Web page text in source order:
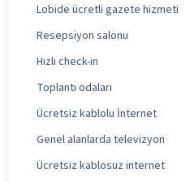
Lobide ücretli gazete hizmeti
Resepsiyon salonu
Hızlı check-in
Toplantı odaları
Ücretsiz kablolu İnternet
Genel alanlarda televizyon
Ücretsiz kablosuz internet